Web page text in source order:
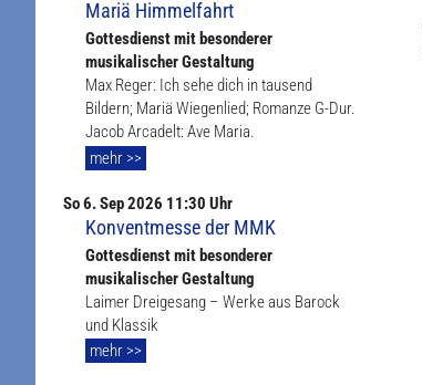
Mariä Himmelfahrt
Gottesdienst mit besonderer
musikalischer Gestaltung
Max Reger: Ich sehe dich in tausend
Bildern; Mariä Wiegenlied; Romanze G-Dur.
Jacob Arcadelt: Ave Maria.
mehr >>
So6. Sep2026 11:30 Uhr
Konventmesse der MMK
Gottesdienst mit besonderer
musikalischer Gestaltung
Laimer Dreigesang – Werke aus Barock
und Klassik
mehr >>